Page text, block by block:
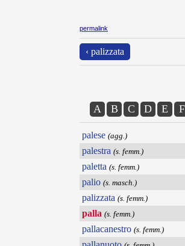
permalink
‹ palizzata
A B C D E F
palese (agg.)
palestra (s. femm.)
paletta (s. femm.)
palio (s. masch.)
palizzata (s. femm.)
palla (s. femm.)
pallacanestro (s. femm.)